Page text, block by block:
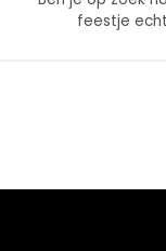
feestje